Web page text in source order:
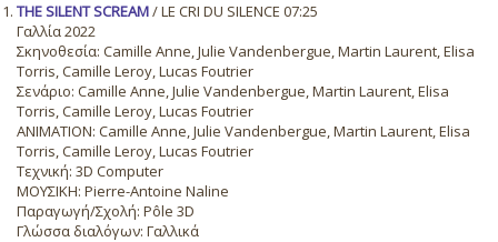
THE SILENT SCREAM/ LE CRI DU SILENCE 07:25
Γαλλία 2022
Σκηνοθεσία: Camille Anne, Julie Vandenbergue, Martin Laurent, Elisa
Torris, Camille Leroy, Lucas Foutrier
Σενάριο: Camille Anne, Julie Vandenbergue, Martin Laurent, Elisa
Torris, Camille Leroy, Lucas Foutrier
ANIMATION: Camille Anne, Julie Vandenbergue, Martin Laurent, Elisa
Torris, Camille Leroy, Lucas Foutrier
Τεχνική: 3D Computer
ΜΟΥΣΙΚΗ: Pierre-Antoine Naline
Παραγωγή/Σχολή: Pôle 3D
Γλώσσα διαλόγων: Γαλλικά